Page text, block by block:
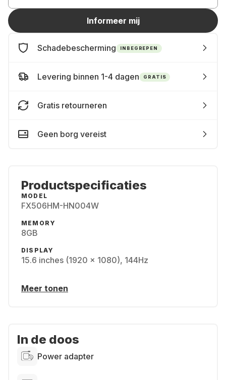
Informeer mij
Schadebescherming INBEGREPEN
Levering binnen 1-4 dagen GRATIS
Gratis retourneren
Geen borg vereist
Productspecificaties
MODEL
FX506HM-HN004W
MEMORY
8GB
DISPLAY
15.6 inches (1920 x 1080), 144Hz
Meer tonen
In de doos
Power adapter